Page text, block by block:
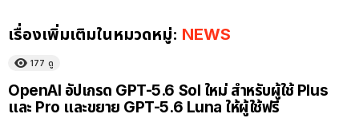
เรื่องเพิ่มเติมในหมวดหมู่: NEWS
177 ดู
OpenAI อัปเกรด GPT-5.6 Sol ใหม่ สำหรับผู้ใช้ Plus
และ Pro และขยาย GPT-5.6 Luna ให้ผู้ใช้ฟรี